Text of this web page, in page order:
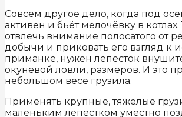
Совсем другое дело, когда под
активен и бьёт мелочёвку в котлах.
отвлечь внимание полосатого от
добычи и приковать его взгляд к
приманке, нужен лепесток
окунёвой ловли, размеров. И это
небольшом весе грузила.
Применять крупные, тяжёлые
маленьким лепестком уместно